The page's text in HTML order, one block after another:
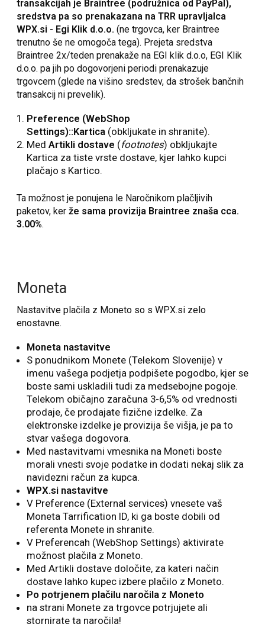
transakcijah je Braintree (podružnica od PayPal),
sredstva pa so prenakazana na TRR upravljalca
WPX.si - Egi Klik d.o.o. (ne trgovca, ker Braintree
trenutno še ne omogoča tega). Prejeta sredstva
Braintree 2x/teden prenakaže na EGI klik d.o.o, EGI Klik
d.o.o. pa jih po dogovorjeni periodi prenakazuje
trgovcem (glede na višino sredstev, da strošek bančnih
transakcij ni prevelik).
Preference (WebShop
Settings)::Kartica (obkljukate in shranite).
Med Artikli dostave (footnotes) obkljukajte
Kartica za tiste vrste dostave, kjer lahko kupci
plačajo s Kartico.
Ta možnost je ponujena le Naročnikom plačljivih
paketov, ker že sama provizija Braintree znaša cca.
3.00%.
Moneta
Nastavitve plačila z Moneto so s WPX.si zelo
enostavne.
Moneta nastavitve
S ponudnikom Monete (Telekom Slovenije) v
imenu vašega podjetja podpišete pogodbo, kjer se
boste sami uskladili tudi za medsebojne pogoje.
Telekom običajno zaračuna 3-6,5% od vrednosti
prodaje, če prodajate fizične izdelke. Za
elektronske izdelke je provizija še višja, je pa to
stvar vašega dogovora.
Med nastavitvami vmesnika na Moneti boste
morali vnesti svoje podatke in dodati nekaj slik za
navidezni račun za kupca.
WPX.si nastavitve
V Preference (External services) vnesete vaš
Moneta Tarrification ID, ki ga boste dobili od
referenta Monete in shranite.
V Preferencah (WebShop Settings) aktivirate
možnost plačila z Moneto.
Med Artikli dostave določite, za kateri način
dostave lahko kupec izbere plačilo z Moneto.
Po potrjenem plačilu naročila z Moneto
na strani Monete za trgovce potrjujete ali
stornirate ta naročila!